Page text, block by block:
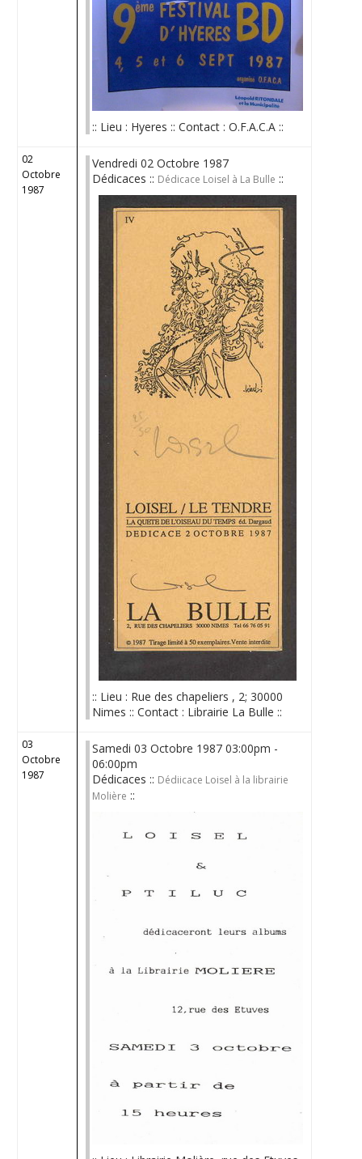
:: Lieu : Hyeres :: Contact : O.F.A.C.A ::
02
Octobre
1987
Vendredi 02 Octobre 1987
Dédicaces :: Dédicace Loisel à La Bulle ::
:: Lieu : Rue des chapeliers , 2; 30000
Nimes :: Contact : Librairie La Bulle ::
03
Octobre
1987
Samedi 03 Octobre 1987 03:00pm -
06:00pm
Dédicaces :: Dédiicace Loisel à la librairie
Molière ::